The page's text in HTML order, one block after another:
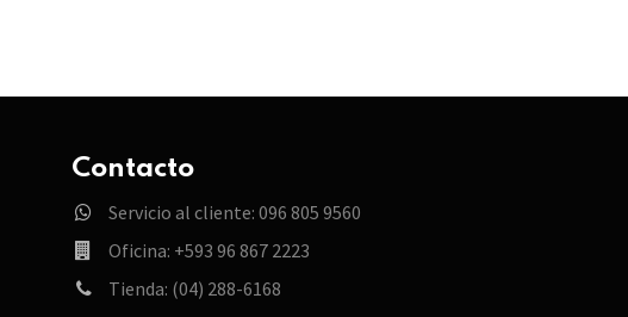
Contacto
Servicio al cliente: 096 805 9560
Oficina: +593 96 867 2223
Tienda: (04) 288-6168